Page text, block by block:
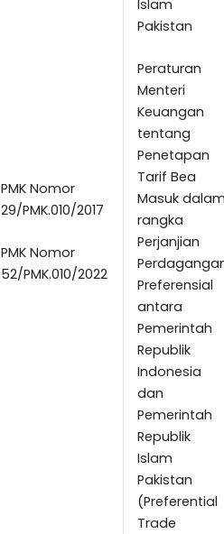
PMK Nomor
29/PMK.010/2017
PMK Nomor
52/PMK.010/2022
Islam
Pakistan
Peraturan
Menteri
Keuangan
tentang
Penetapan
Tarif Bea
Masuk
rangka
Perjanjian
Preferensial
antara
Pemerintah
Republik
Indonesia
dan
Pemerintah
Republik
Islam
Pakistan
(Preferential
Trade